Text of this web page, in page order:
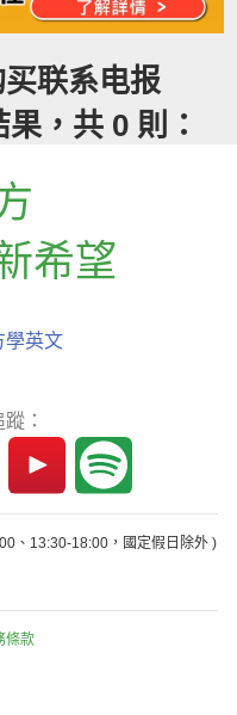
联系电报
，共 0 則：
希望
學英文
：
、13:30-18:00，國定假日除外 )
條款